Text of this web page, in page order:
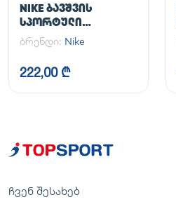
NIKE ᲑᲐᲕᲨᲕᲘᲡ
ᲡᲞᲝᲠᲢᲣᲚᲘ
ᲤᲔᲮᲡᲐᲪᲛᲔᲚᲘ COURT
BOROUGH LOW
RECRAFT (GS)
ბრენდი: Nike
222,00 ₾
ჩვენ შესახებ